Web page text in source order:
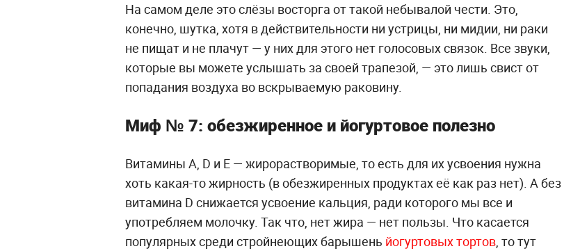
На самом деле это слёзы восторга от такой небывалой чести. Это,
конечно, шутка, хотя в действительности ни устрицы, ни мидии, ни раки
не пищат и не плачут — у них для этого нет голосовых связок. Все звуки,
которые вы можете услышать за своей трапезой, — это лишь свист от
попадания воздуха во вскрываемую раковину.
Миф № 7: обезжиренное и йогуртовое полезно
Витамины A, D и E — жирорастворимые, то есть для их усвоения нужна
хоть какая-то жирность (в обезжиренных продуктах её как раз нет). А без
витамина D снижается усвоение кальция, ради которого мы все и
употребляем молочку. Так что, нет жира — нет пользы. Что касается
популярных среди стройнеющих барышень йогуртовых тортов, то тут